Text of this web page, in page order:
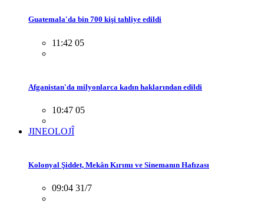
Guatemala'da bin 700 kişi tahliye edildi
11:42 05
Afganistan'da milyonlarca kadın haklarından edildi
10:47 05
JINEOLOJÎ
Kolonyal Şiddet, Mekân Kırımı ve Sinemanın Hafızası
09:04 31/7